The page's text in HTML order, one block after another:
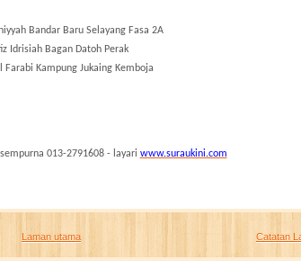
Bandar Baru Selayang Fasa 2A
Idrisiah Bagan Datoh Perak
Farabi Kampung Jukaing Kemboja
013-2791608 - layari www.suraukini.com
Catatan
Laman utama